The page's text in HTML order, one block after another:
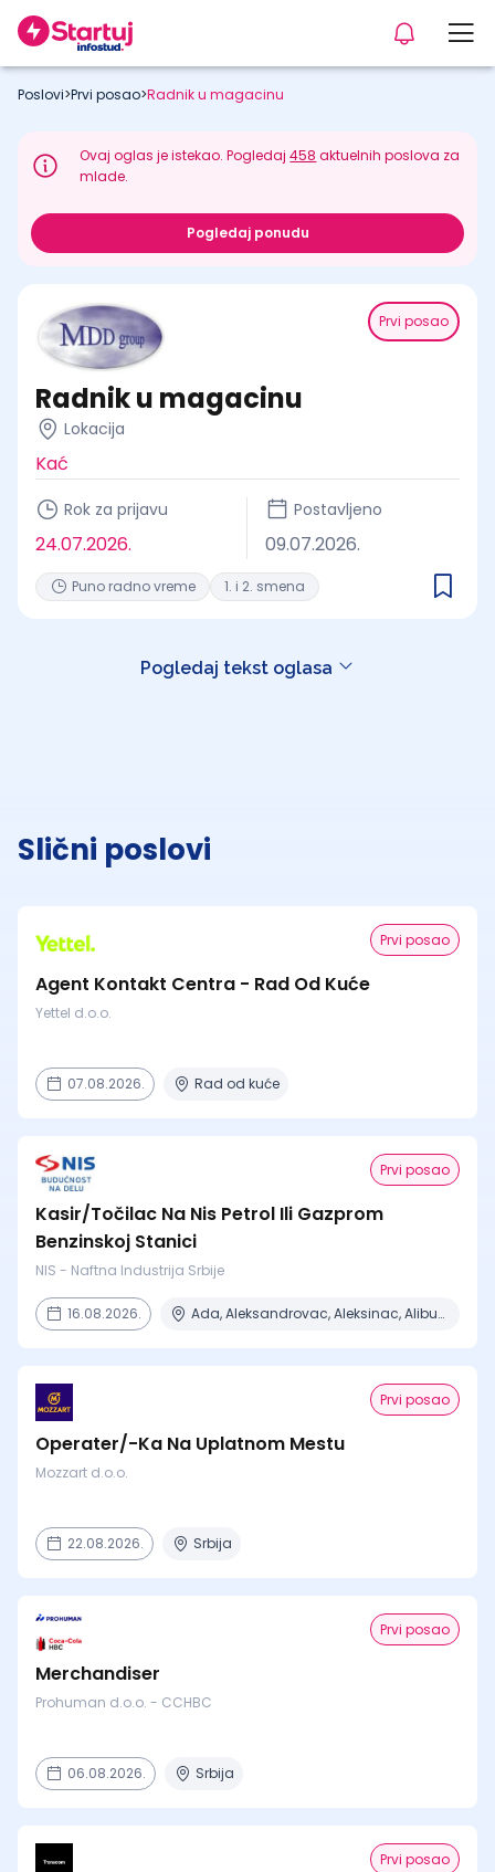
Poslovi>Prvi posao>Radnik u magacinu
Ovaj oglas je istekao. Pogledaj458 aktuelnih poslova za
mlade.
Pogledaj ponudu
Prvi posao
Radnik u magacinu
Lokacija
Kać
Rok za prijavu
24.07.2026.
Postavljeno
09.07.2026.
Puno radno vreme 1. i 2. smena
Pogledaj tekst oglasa
Slični poslovi
Prvi posao
Agent Kontakt Centra - Rad Od Kuće
Yettel d.o.o.
07.08.2026. Rad od kuće
Prvi posao
Kasir/Točilac Na Nis Petrol Ili Gazprom
Benzinskoj Stanici
NIS - Naftna Industrija Srbije
16.08.2026. Ada, Aleksandrovac, Aleksinac, Alibunar, Apatin + 206 mesta
Prvi posao
Operater/-Ka Na Uplatnom Mestu
Mozzart d.o.o.
22.08.2026. Srbija
Prvi posao
Merchandiser
Prohuman d.o.o. - CCHBC
06.08.2026. Srbija
Prvi posao